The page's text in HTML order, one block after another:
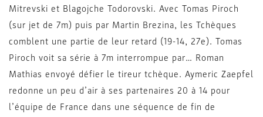
Mitrevski et Blagojche Todorovski. Avec Tomas Piroch
(sur jet de 7m) puis par Martin Brezina, les Tchèques
comblent une partie de leur retard (19-14, 27e). Tomas
Piroch voit sa série à 7m interrompue par… Roman
Mathias envoyé défier le tireur tchèque. Aymeric Zaepfel
redonne un peu d’air à ses partenaires 20 à 14 pour
l’équipe de France dans une séquence de fin de